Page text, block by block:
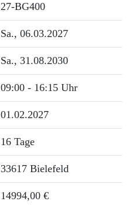
27-BG400
Sa., 06.03.2027
Sa., 31.08.2030
09:00 - 16:15 Uhr
01.02.2027
16 Tage
33617 Bielefeld
14994,00 €